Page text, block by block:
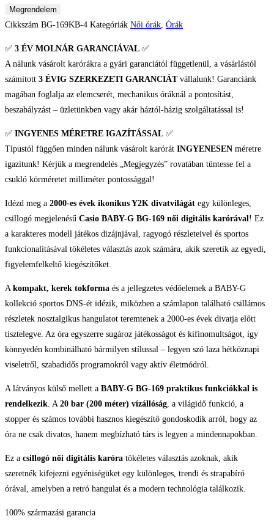
Megrendelem
Cikkszám BG-169KB-4 Kategóriák Női órák, Órák
✅ 3 ÉV MOLNÁR GARANCIÁVAL ✅
A nálunk vásárolt karórákra a gyári garanciától függetlenül, a vásárlástól
számított 3 ÉVIG SZERKEZETI GARANCIÁTvállalunk! Garanciánk
magában foglalja az elemcserét, mechanikus óráknál a pontosítást,
beszabályzást – üzletünkben vagy akár háztól-házig szolgáltatással is!
✅ INGYENES MÉRETRE IGAZÍTÁSSAL ✅
Típustól függően minden nálunk vásárolt karórát INGYENESEN méretre
igazítunk! Kérjük a megrendelés „Megjegyzés” rovatában tüntesse fel a
csukló körméretet milliméter pontossággal!
Idézd meg a 2000-es évek ikonikus Y2K divatvilágát egy különleges,
csillogó megjelenésű Casio BABY-G BG-169 női digitális karórával! Ez
a karakteres modell játékos dizájnjával, ragyogó részleteivel és sportos
funkcionalitásával tökéletes választás azok számára, akik szeretik az egyedi,
figyelemfelkeltő kiegészítőket.
A kompakt, kerek tokforma és a jellegzetes védőelemek a BABY-G
kollekció sportos DNS-ét idézik, miközben a számlapon található csillámos
részletek nosztalgikus hangulatot teremtenek a 2000-es évek divatja előtt
tisztelegve. Az óra egyszerre sugároz játékosságot és kifinomultságot, így
könnyedén kombinálható bármilyen stílussal – legyen szó laza hétköznapi
viseletről, szabadidős programokról vagy aktív életmódról.
A látványos külső mellett a BABY-G BG-169 praktikus funkciókkal is
rendelkezik. A 20 bar (200 méter) vízállóság, a világidő funkció, a
stopper és számos további hasznos kiegészítő gondoskodik arról, hogy az
óra ne csak divatos, hanem megbízható társ is legyen a mindennapokban.
Ez a csillogó női digitális karóra tökéletes választás azoknak, akik
szeretnék kifejezni egyéniségüket egy különleges, trendi és strapabíró
órával, amelyben a retró hangulat és a modern technológia találkozik.
100% származási garancia